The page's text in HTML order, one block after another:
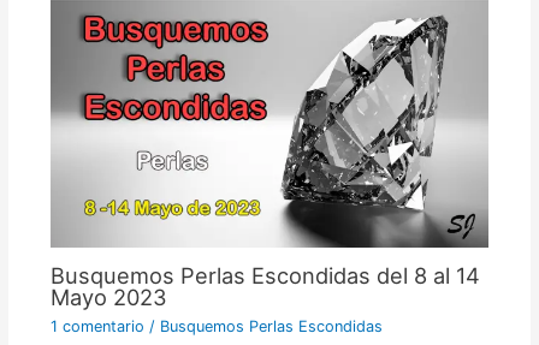
Busquemos Perlas Escondidas del 8 al 14
Mayo 2023
1 comentario / Busquemos Perlas Escondidas